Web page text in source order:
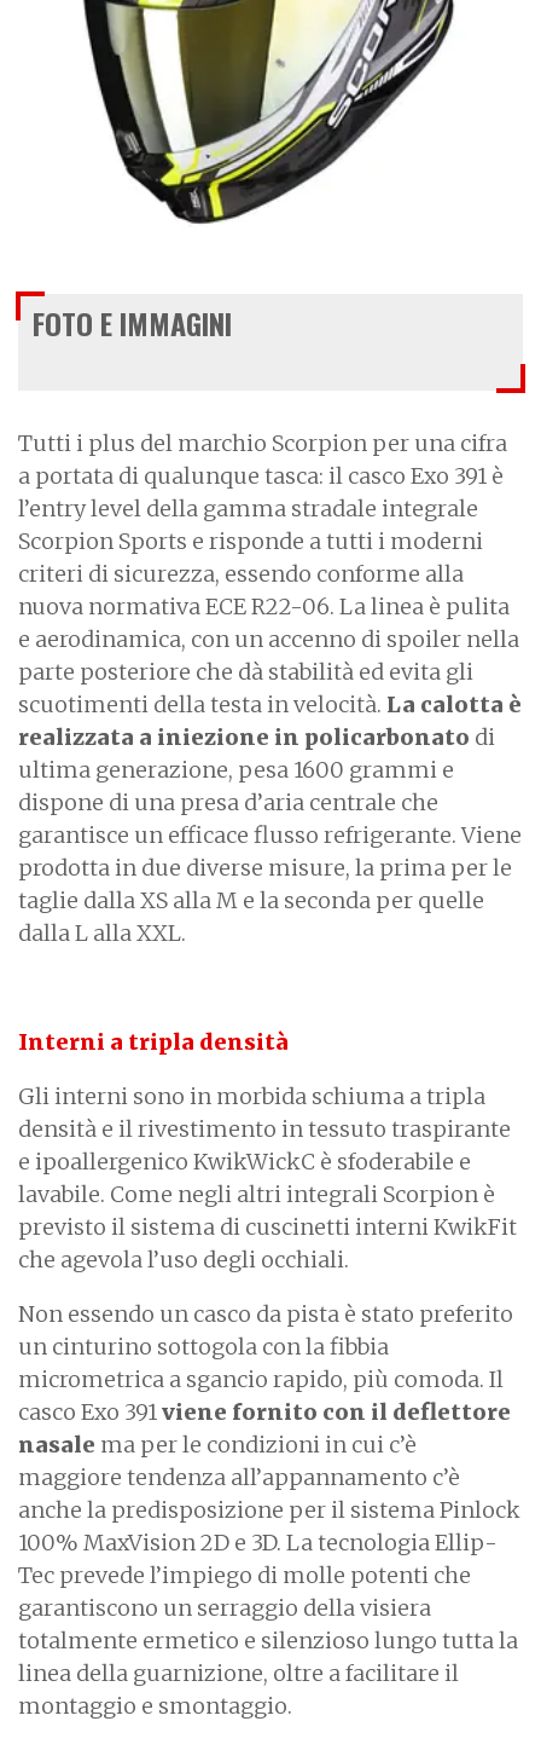
FOTO E IMMAGINI
Tutti i plus del marchio Scorpion per una cifra
a portata di qualunque tasca: il casco Exo 391 è
l’entry level della gamma stradale integrale
Scorpion Sports e risponde a tutti i moderni
criteri di sicurezza, essendo conforme alla
nuova normativa ECE R22-06. La linea è pulita
e aerodinamica, con un accenno di spoiler nella
parte posteriore che dà stabilità ed evita gli
scuotimenti della testa in velocità. La calotta è
realizzata a iniezione in policarbonato di
ultima generazione, pesa 1600 grammi e
dispone di una presa d’aria centrale che
garantisce un efficace flusso refrigerante. Viene
prodotta in due diverse misure, la prima per le
taglie dalla XS alla M e la seconda per quelle
dalla L alla XXL.
Interni a tripla densità
Gli interni sono in morbida schiuma a tripla
densità e il rivestimento in tessuto traspirante
e ipoallergenico KwikWickC è sfoderabile e
lavabile. Come negli altri integrali Scorpion è
previsto il sistema di cuscinetti interni KwikFit
che agevola l’uso degli occhiali.
Non essendo un casco da pista è stato preferito
un cinturino sottogola con la fibbia
micrometrica a sgancio rapido, più comoda. Il
casco Exo 391viene fornito con il deflettore
nasale ma per le condizioni in cui c’è
maggiore tendenza all’appannamento c’è
anche la predisposizione per il sistema Pinlock
100% MaxVision 2D e 3D. La tecnologia Ellip-
Tec prevede l’impiego di molle potenti che
garantiscono un serraggio della visiera
totalmente ermetico e silenzioso lungo tutta la
linea della guarnizione, oltre a facilitare il
montaggio e smontaggio.